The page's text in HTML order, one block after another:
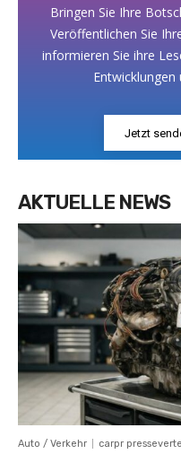
Bringen Sie Ihre
Veröffentlichen Sie
informieren Sie ihre
Entwicklungen
Jetzt
AKTUELLE NEWS
Auto / Verkehr carpr